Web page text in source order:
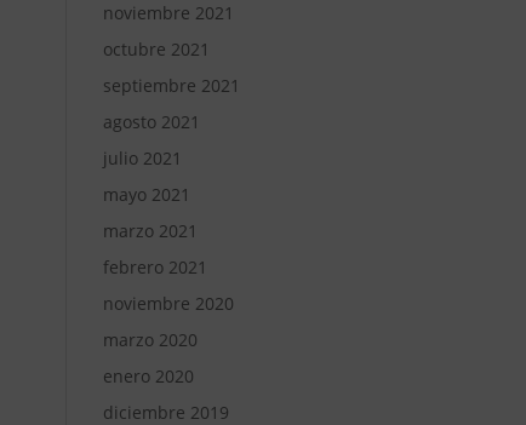
noviembre 2021
octubre 2021
septiembre 2021
agosto 2021
julio 2021
mayo 2021
marzo 2021
febrero 2021
noviembre 2020
marzo 2020
enero 2020
diciembre 2019